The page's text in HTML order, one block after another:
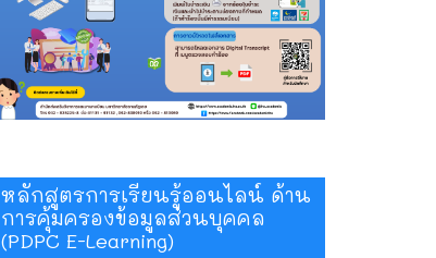
หลักสูตรการเรียนรู้ออนไลน์ ด้าน
การคุ้มครองข้อมูลส่วนบุคคล
(PDPC E-Learning)